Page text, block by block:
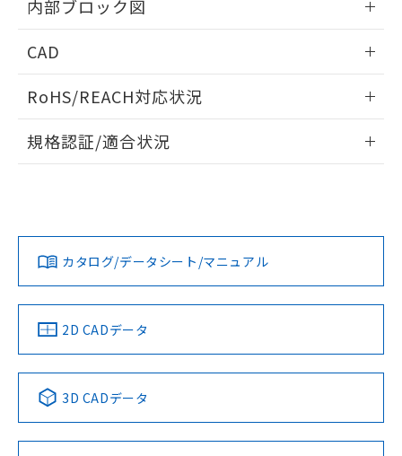
端子配置
内部ブロック図
CAD
ドすることができます。
ログイン/会員登録
ダウンロードデータをご利用いただく前に、以下を必ずお読
みください。
ソフトウェアの使用条件
RoHS/REACH対応状況
K3HB-PPB-A1 AC100-240のRoHS対応状況については、営
この製品のRoHS/REACH対応状況ページへ
規格認証/適合状況
LR型式承認
（イギリス
船舶規格）
DNV型式承認
（ノルウェー
BV型式承認
（フランス
KR型式
（韓国
No No No No
この製品の規格認証/適合状況ページへ
その他の認証はこちらのページからご検索ください
カタログ/データシート/マニュアル
2D CADデータ
3D CADデータ
す。